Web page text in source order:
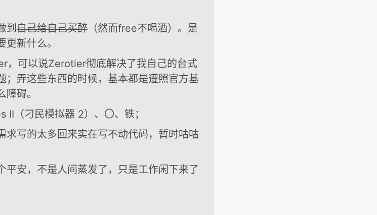
到 自己给自己买醉 （然而free不喝酒）。是
新什么。
，可以说Zerotier彻底解决了我自己的台式
；弄这些东西的时候，基本都是遵照官方基
碍。
（刁民模拟器 2）、〇、铁；
求写的太多回来实在写不动代码，暂时咕咕
平安，不是人间蒸发了，只是工作闲下来了